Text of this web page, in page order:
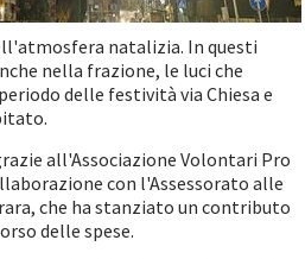
natalizia. In questi
nella frazione, le luci che
delle festività via Chiesa e
all'Associazione Volontari Pro
con l'Assessorato alle
che ha stanziato un contributo
delle spese.